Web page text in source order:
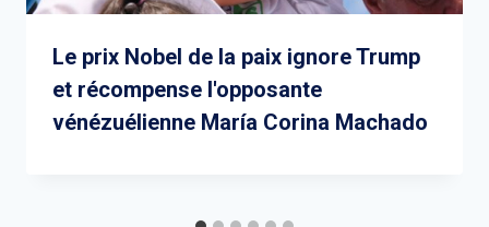
Le prix Nobel de la paix ignore Trump
et récompense l'opposante
vénézuélienne María Corina Machado